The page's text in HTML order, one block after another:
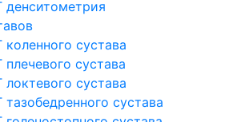
денситометрия
коленного сустава
плечевого сустава
локтевого сустава
тазобедренного сустава